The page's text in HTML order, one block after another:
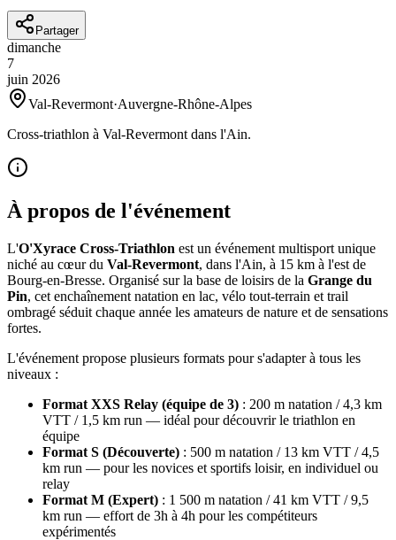
Partager
dimanche
7
juin 2026
Val-Revermont·Auvergne-Rhône-Alpes
Cross-triathlon à Val-Revermont dans l'Ain.
À propos de l'événement
L'O'Xyrace Cross-Triathlon est un événement multisport unique
niché au cœur du Val-Revermont, dans l'Ain, à 15 km à l'est de
Bourg-en-Bresse. Organisé sur la base de loisirs de la Grange du
Pin, cet enchaînement natation en lac, vélo tout-terrain et trail
ombragé séduit chaque année les amateurs de nature et de sensations
fortes.
L'événement propose plusieurs formats pour s'adapter à tous les
niveaux :
Format XXS Relay (équipe de 3) : 200 m natation / 4,3 km
VTT / 1,5 km run — idéal pour découvrir le triathlon en
équipe
Format S (Découverte) : 500 m natation / 13 km VTT / 4,5
km run — pour les novices et sportifs loisir, en individuel ou
relay
Format M (Expert) : 1 500 m natation / 41 km VTT / 9,5
km run — effort de 3h à 4h pour les compétiteurs
expérimentés